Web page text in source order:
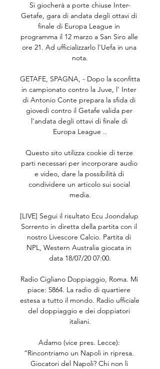
Si giocherà a porte chiuse Inter-
Getafe, gara di andata degli ottavi di
finale di Europa League in
programma il 12 marzo a San Siro alle
ore 21. Ad ufficializzarlo l'Uefa in una
nota.
GETAFE, SPAGNA, - Dopo la sconfitta
in campionato contro la Juve, l' Inter
di Antonio Conte prepara la sfida di
giovedì contro il Getafe valida per
l'andata degli ottavi di finale di
Europa League ..
Questo sito utilizza cookie di terze
parti necessari per incorporare audio
e video, dare la possibilità di
condividere un articolo sui social
media.
[LIVE] Segui il risultato Ecu Joondalup
Sorrento in diretta della partita con il
nostro Livescore Calcio. Partita di
NPL, Western Australia giocata in
data 18/07/20 07:00.
Radio Cigliano Doppiaggio, Roma. Mi
piace: 5864. La radio di quartiere
estesa a tutto il mondo. Radio ufficiale
del doppiaggio e dei doppiatori
italiani.
Adamo (vice pres. Lecce):
“Rincontriamo un Napoli in ripresa.
Giocatori del Napoli? Chi non li